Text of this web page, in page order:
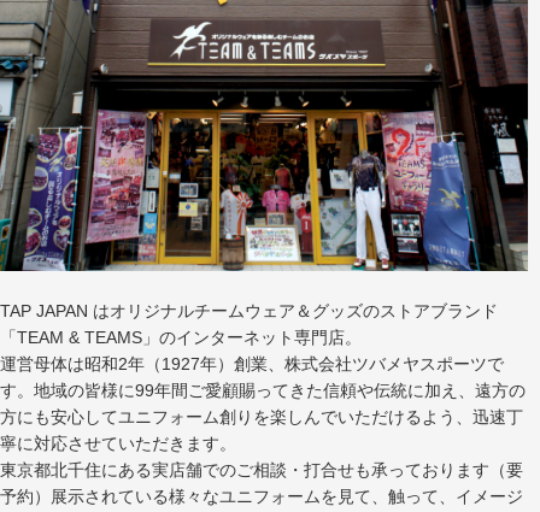
TAP JAPAN はオリジナルチームウェア＆グッズのストアブランド
「TEAM & TEAMS」のインターネット専門店。
運営母体は昭和2年（1927年）創業、株式会社ツバメヤスポーツで
す。地域の皆様に99年間ご愛顧賜ってきた信頼や伝統に加え、遠方の
方にも安心してユニフォーム創りを楽しんでいただけるよう、迅速丁
寧に対応させていただきます。
東京都北千住にある実店舗でのご相談・打合せも承っております（要
予約）展示されている様々なユニフォームを見て、触って、イメージ